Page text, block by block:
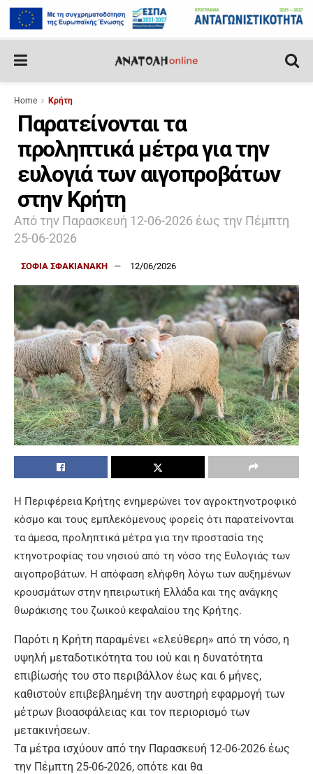
Home Κρήτη
Παρατείνονται τα
προληπτικά μέτρα για την
ευλογιά των αιγοπροβάτων
στην Κρήτη
Από την Παρασκευή 12-06-2026 έως την Πέμπτη
25-06-2026
ΣΟΦΙΑ ΣΦΑΚΙΑΝΑΚΗ 12/06/2026
Η Περιφέρεια Κρήτης ενημερώνει τον αγροκτηνοτροφικό
κόσμο και τους εμπλεκόμενους φορείς ότι παρατείνονται
τα άμεσα, προληπτικά μέτρα για την προστασία της
κτηνοτροφίας του νησιού από τη νόσο της Ευλογιάς των
αιγοπροβάτων. Η απόφαση ελήφθη λόγω των αυξημένων
κρουσμάτων στην ηπειρωτική Ελλάδα και της ανάγκης
θωράκισης του ζωικού κεφαλαίου της Κρήτης.
Παρότι η Κρήτη παραμένει «ελεύθερη» από τη νόσο, η
υψηλή μεταδοτικότητα του ιού και η δυνατότητα
επιβίωσής του στο περιβάλλον έως και 6 μήνες,
καθιστούν επιβεβλημένη την αυστηρή εφαρμογή των
μέτρων βιοασφάλειας και τον περιορισμό των
μετακινήσεων.
Τα μέτρα ισχύουν από την Παρασκευή 12-06-2026 έως
την Πέμπτη 25-06-2026, οπότε και θα